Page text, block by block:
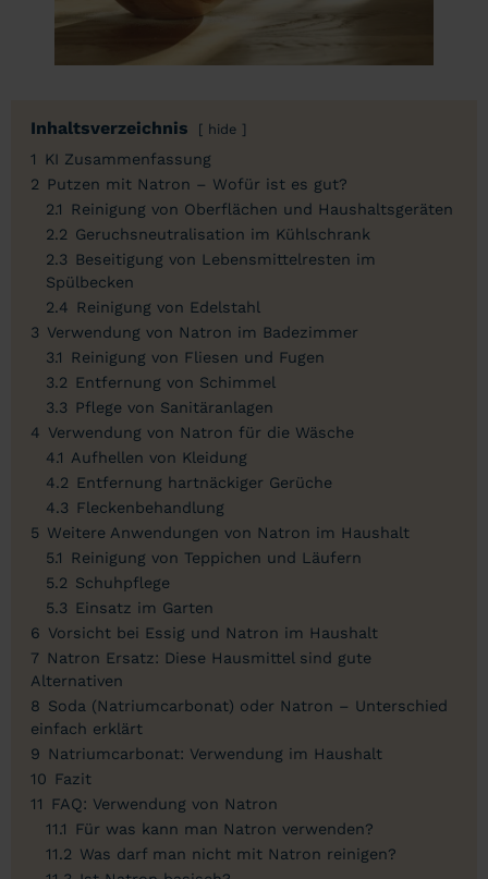
Inhaltsverzeichnis hide
1
KI Zusammenfassung
2 Putzen mit Natron – Wofür ist es gut?
2.1
Reinigung von Oberflächen und Haushaltsgeräten
2.2 Geruchsneutralisation im Kühlschrank
2.3 Beseitigung von Lebensmittelresten im
Spülbecken
2.4 Reinigung von Edelstahl
3 Verwendung von Natron im Badezimmer
3.1
Reinigung von Fliesen und Fugen
3.2 Entfernung von Schimmel
3.3 Pflege von Sanitäranlagen
4 Verwendung von Natron für die Wäsche
4.1 Aufhellen von Kleidung
4.2 Entfernung hartnäckiger Gerüche
4.3 Fleckenbehandlung
5 Weitere Anwendungen von Natron im Haushalt
5.1
Reinigung von Teppichen und Läufern
5.2 Schuhpflege
5.3 Einsatz im Garten
6 Vorsicht bei Essig und Natron im Haushalt
7 Natron Ersatz: Diese Hausmittel sind gute
Alternativen
8 Soda (Natriumcarbonat) oder Natron – Unterschied
einfach erklärt
9 Natriumcarbonat: Verwendung im Haushalt
10 Fazit
11
FAQ: Verwendung von Natron
11.1
Für was kann man Natron verwenden?
11.2 Was darf man nicht mit Natron reinigen?